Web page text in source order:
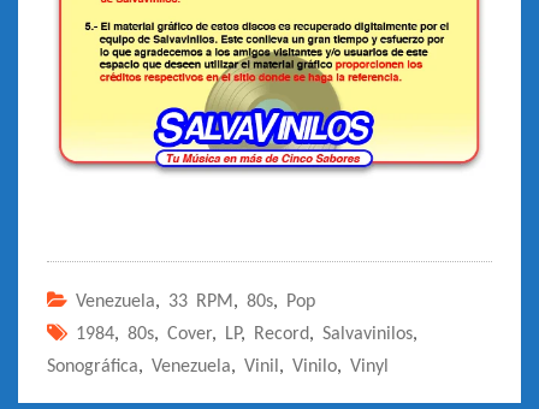
Venezuela, 33 RPM , 80s,
Pop
1984, 80s, Cover, LP, Record, Salvavinilos,
Sonográfica, Venezuela, Vinil , Vinilo, Vinyl